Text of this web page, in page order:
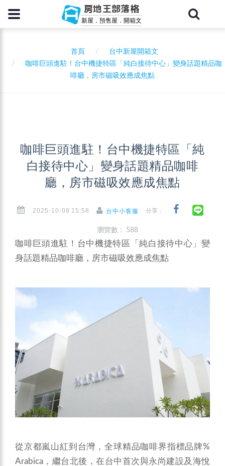
房地王部落格
新屋．預售屋．開箱文
首頁
台中新屋開箱文
咖啡巨頭進駐！台中機捷特區「純白接待中心」變身話題精品咖
啡廳，房市磁吸效應成焦點
咖啡巨頭進駐！台中機捷特區「純
白接待中心」變身話題精品咖啡
廳，房市磁吸效應成焦點
2025-10-08 15:58 台中小客服 分享：
瀏覽數 : 588
咖啡巨頭進駐！台中機捷特區「純白接待中心」變
身話題精品咖啡廳，房市磁吸效應成焦點
從京都嵐山紅到台灣，全球精品咖啡界指標品牌%
Arabica，繼台北後，在台中首次與永尚建設及海悅